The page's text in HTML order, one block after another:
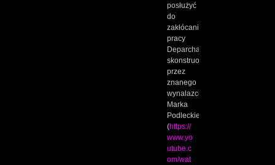
posłużyć
do
zakłócania
pracy
Deparchatora
skonstruowanego,
przez
znanego
wynalazcę
Marka
Podleckiego
(https://
www.yo
utube.c
om/wat